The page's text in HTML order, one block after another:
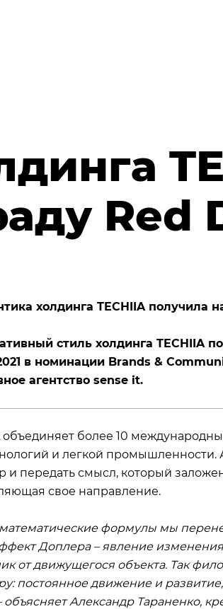
Red
стиль холдинга TECHIIA
в номинации Brands &
агентство sense it.
объединяет более 10
и легкой промышленности.
и передать смысл, который
свое направление.
формулы мы
Доплера – явление
от движущегося объекта. Так
постоянное движение и
объясняет Александр Тараненко,